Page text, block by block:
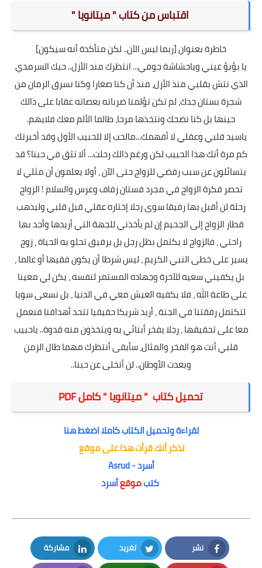
اقتباس من كتاب " ميتانويا "
خاطرة بعنوان [ربما ليس الآن.. لكن متأكدة أنه سيكون]
يا بؤبؤ عيني وياحشاشة جوفي... انتظرك مند الأزل.. حبك السرمدي
الذي نتش بقلبي منذ الأزل، منذ أن كنا صغارا وكنا نسرق الرمان من
شجرة بستان جدك، لم تكن تؤلمنا ضرباته بعصاته عقابا على ذالك
حينها بل كنا نضحك ونتخذها مرحا، طالما الألم معك فلايهم.
ياسيد قلبي وعقلي لا أفهمك...مالحب إلا للحبيب الأول وقد أخبرتك
كم مرة أنك هذا الحبيب لكن ورغم ذالك رحلت... ألا تثق في حبنا؟ قد
يتسائلون عن سبب رفضي للزواج حتى الآن ، أولا يعلمون أن مثلي لا
تحصر فكرة الزواج في مجرد فستان زفاف وعرس والسلام ! الزواج
رحلة لن أقبل بها رفيقا سوى رجلا إختاره عقلي قبل قلبي وليذهب
قطار الزواج إلى الجحيم إن لم يأخذني للجهة التي أريدها وأجد بها
راحتي ، فالزواج لا يكتمل بظل رجل بل برفیق تحلو به الحياة ، زوج
يسير على خطى النبي الكريم ، ليس شرطا أن يكون فقيها أو عالما ،
بل يكفيني سعيه للآخرة وجهاده المستمر لنفسه ، يكن لي معينا
على طاعة الله ، فلا يكفيه العيش معي في الدنيا ، بل نسعى سويا
لتكتمل رفقتنا في الجنة ، أريد شریكا حقیقيا تتحد أهدافنا فنعمل
معا على تحقيقها ، رجلا يفخر أبنائي به ويتخذون منه قدوة.. ياحبيب
قلبي أنت هو الفخر والمثال، سأبقى أنتظرك مهما طال الزمن
وبعدت الأوطان.. لن أتخلى عن حبنا..
تحميل كتاب " ميتانويا " كامل PDF
لقراءة وتحميل الكتاب كاملا اضغط هنا
تذكر أنك قرأت هذا على موقع
أسرد - Asrud
كتبموقعأسرد
نشر
Facebook
تغريد
Twitter
مشاركة
LinkedIn